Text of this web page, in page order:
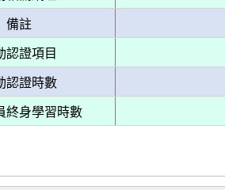
備註
認證項目
認證時數
終身學習時數